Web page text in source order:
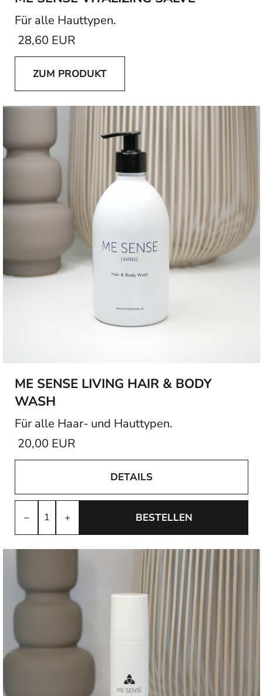
Für alle Hauttypen.
28,60 EUR
ZUM PRODUKT
ME SENSE LIVING HAIR & BODY
WASH
Für alle Haar- und Hauttypen.
20,00 EUR
DETAILS
− + BESTELLEN